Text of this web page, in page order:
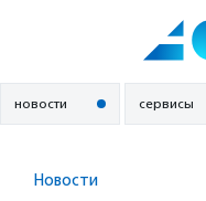
новости сервисы
Новости